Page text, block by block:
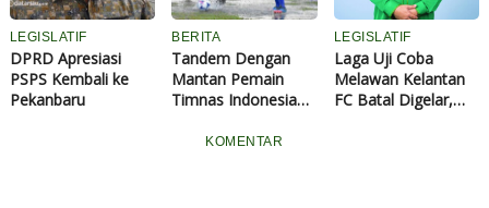
LEGISLATIF
DPRD Apresiasi
PSPS Kembali ke
Pekanbaru
BERITA
Tandem Dengan
Mantan Pemain
Timnas Indonesia
Bupati Kampar
LEGISLATIF
Laga Uji Coba
Melawan Kelantan
FC Batal Digelar,
KOMENTAR